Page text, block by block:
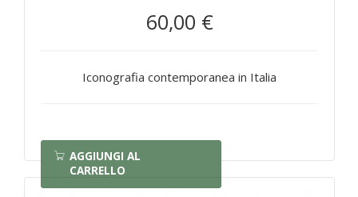
60,00 €
Iconografia contemporanea in Italia
AGGIUNGI AL
CARRELLO